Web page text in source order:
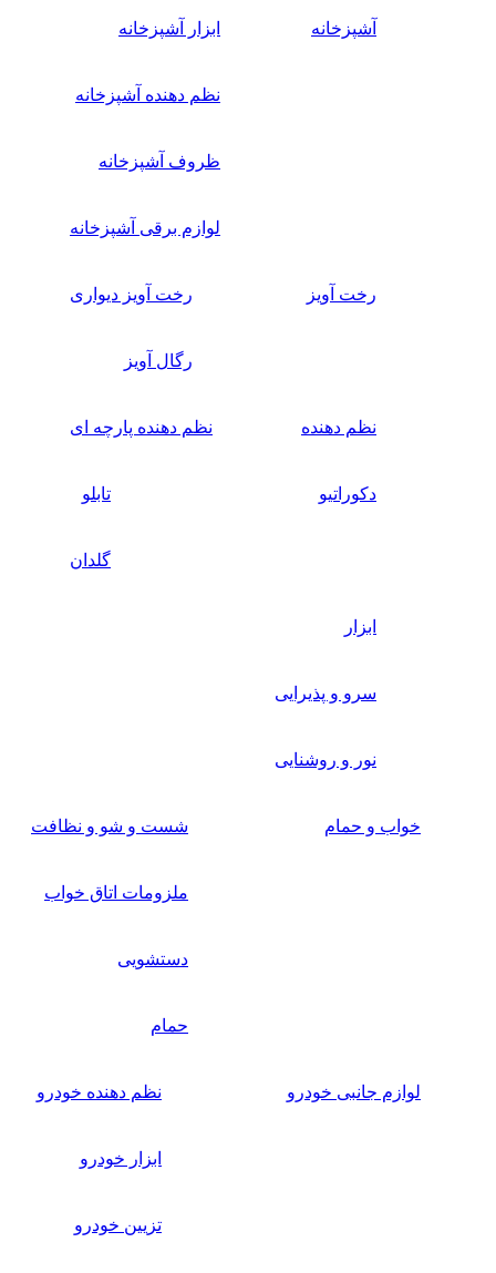
آشپزخانه ابزار آشپزخانه
نظم دهنده آشپزخانه
ظروف آشپزخانه
لوازم برقی آشپزخانه
رخت آویز رخت آویز دیواری
رگال آویز
نظم دهنده نظم دهنده پارچه ای
دکوراتیو تابلو
گلدان
ابزار
سرو و پذیرایی
نور و روشنایی
خواب و حمام شست و شو و نظافت
ملزومات اتاق خواب
دستشویی
حمام
لوازم جانبی خودرو نظم دهنده خودرو
ابزار خودرو
تزیین خودرو